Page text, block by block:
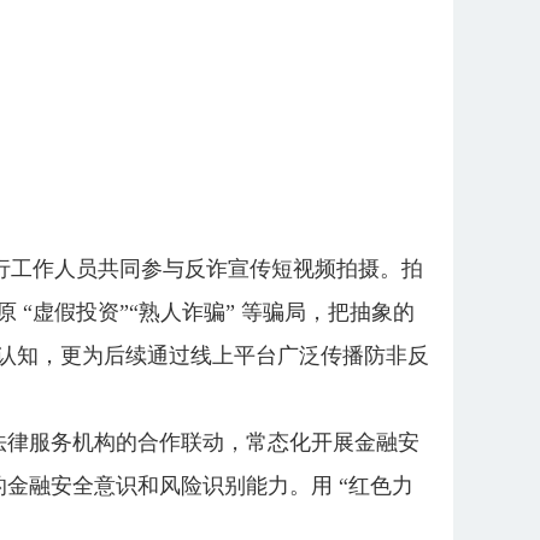
作人员共同参与反诈宣传短视频拍摄。拍
“虚假投资”“熟人诈骗” 等骗局，把抽象的
知，更为后续通过线上平台广泛传播防非反
服务机构的合作联动，常态化开展金融安
融安全意识和风险识别能力。用 “红色力